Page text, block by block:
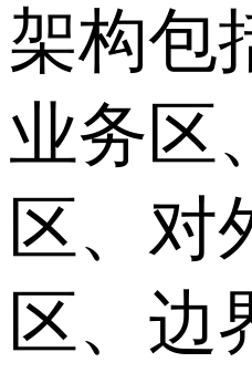
架构包
业务区
区、对
区、边